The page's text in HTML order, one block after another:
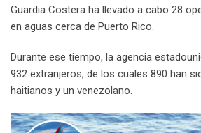
Guardia Costera ha llevado a cabo 28
en aguas cerca de Puerto Rico.
Durante ese tiempo, la agencia
932 extranjeros, de los cuales 890 han
haitianos y un venezolano.